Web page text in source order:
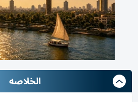
الخلاصه